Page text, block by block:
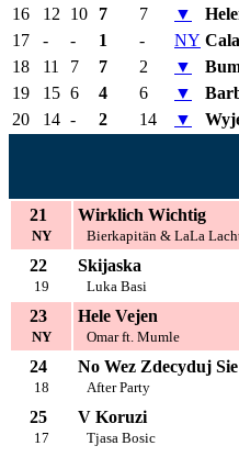
16
12 10 7 7 ▼
17
- - 1 - NY
18
11 7 7 2 ▼
19
15 6 4 6 ▼
20
14 - 2 14 ▼
21
NY
Wirklich Wichtig
Bierkapitän & LaLa
22
19
Skijaska
Luka Basi
23
NY
Hele Vejen
Omar ft. Mumle
24
18
No Wez Zdecyduj Sie
After Party
25
17
V Koruzi
Tjasa Bosic